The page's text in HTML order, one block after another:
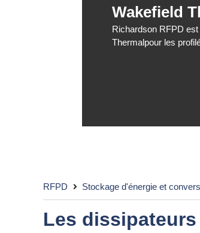
Wakefield
Richardson RFPD
Thermalpour les
RFPD Stockage d'énergie et
Les